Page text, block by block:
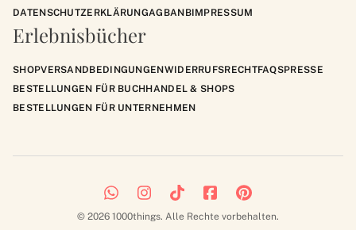
DATENSCHUTZERKLÄRUNGAGBANBIMPRESSUM
Erlebnisbücher
SHOPVERSANDBEDINGUNGENWIDERRUFSRECHTFAQSPRESSE
BESTELLUNGEN FÜR BUCHHANDEL & SHOPS
BESTELLUNGEN FÜR UNTERNEHMEN
© 2026 1000things. Alle Rechte vorbehalten.